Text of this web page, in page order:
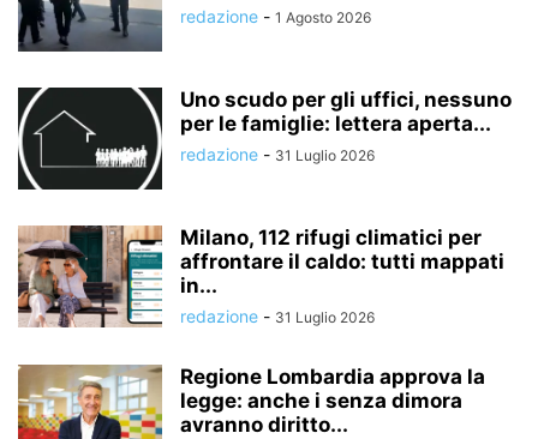
redazione - 1 Agosto 2026
Uno scudo per gli uffici, nessuno
per le famiglie: lettera aperta...
redazione - 31 Luglio 2026
Milano, 112 rifugi climatici per
affrontare il caldo: tutti mappati
in...
redazione - 31 Luglio 2026
Regione Lombardia approva la
legge: anche i senza dimora
avranno diritto...